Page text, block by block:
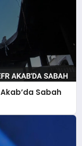
Sabah